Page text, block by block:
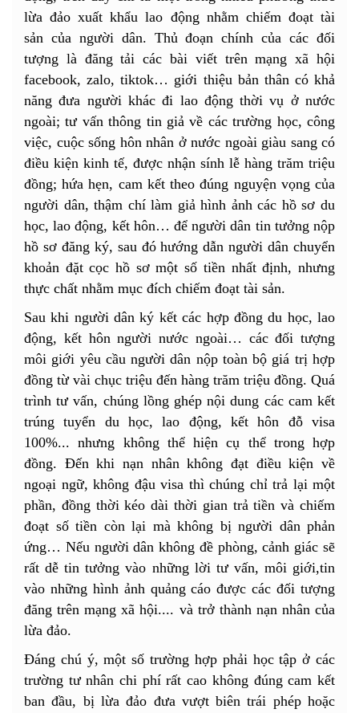
lừa đảo xuất khẩu lao động nhằm chiếm đoạt tài
sản của người dân. Thủ đoạn chính của các đối
tượng là đăng tải các bài viết trên mạng xã hội
facebook, zalo, tiktok… giới thiệu bản thân có khả
năng đưa người khác đi lao động thời vụ ở nước
ngoài;tư vấn thông tin giả về các trường học, công
việc, cuộc sống hôn nhân ở nước ngoài giàu sang có
điều kiện kinh tế, được nhận sính lễ hàng trăm triệu
đồng; hứa hẹn, cam kết theo đúng nguyện vọng của
người dân, thậm chí làm giả hình ảnh các hồ sơ du
học, lao động, kết hôn… để người dân tin tưởng nộp
hồ sơ đăng ký, sau đó hướng dẫn người dân chuyển
khoản đặt cọc hồ sơ một số tiền nhất định, nhưng
thực chất nhằm mục đích chiếm đoạt tài sản.
Sau khi người dân ký kết các hợp đồng du học, lao
động, kết hôn người nước ngoài… các đối tượng
môi giới yêu cầu người dân nộp toàn bộ giá trị hợp
đồng từ vài chục triệu đến hàng trăm triệu đồng. Quá
trình tư vấn, chúng lồng ghép nội dung các cam kết
trúng tuyển du học, lao động, kết hôn đỗ visa
100%... nhưng không thể hiện cụ thể trong hợp
đồng. Đến khi nạn nhân không đạt điều kiện về
ngoại ngữ, không đậu visa thì chúng chỉ trả lại một
phần, đồng thời kéo dài thời gian trả tiền và chiếm
đoạt số tiền còn lại mà không bị người dân phản
ứng… Nếu người dân không đề phòng, cảnh giác sẽ
rất dễ tin tưởng vào những lời tư vấn, môi giới,tin
vào những hình ảnh quảng cáo được các đối tượng
đăng trên mạng xã hội.... và trở thành nạn nhân của
lừa đảo.
Đáng chú ý, một số trường hợp phải học tập ở các
trường tư nhân chi phí rất cao không đúng cam kết
ban đầu, bị lừa đảo đưa vượt biên trái phép hoặc